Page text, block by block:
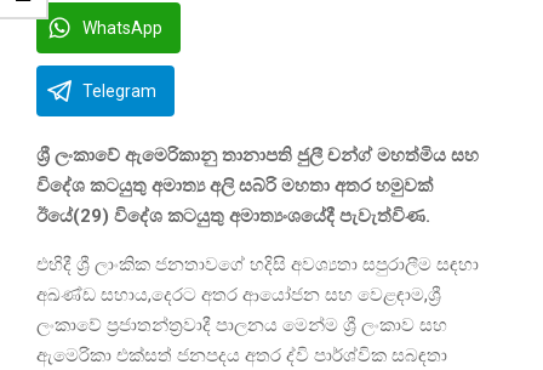
WhatsApp
Telegram
ශ්‍රී ලංකාවේ ඇමෙරිකානු තානාපති ජුලී චන්ග් මහත්මිය සහ
විදේශ කටයුතු අමාත්‍ය අලි සබ්රි මහතා අතර හමුවක්
ඊයේ(29) විදේශ කටයුතු අමාත්‍යංශයේදී පැවැත්විණ.
එහිදී ශ්‍රී ලාංකික ජනතාවගේ හදිසි අවශ්‍යතා සපුරාලීම සඳහා
අඛණ්ඩ සහාය,දෙරට අතර ආයෝජන සහ වෙළඳාම,ශ්‍රී
ලංකාවේ ප්‍රජාතන්ත්‍රවාදී පාලනය මෙන්ම ශ්‍රී ලංකාව සහ
ඇමෙරිකා එක්සත් ජනපදය අතර ද්වි පාර්ශ්වික සබඳතා